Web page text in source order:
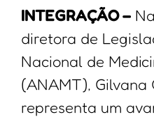
INTEGRAÇÃO –
diretora de
Nacional de
(ANAMT), Gilvana
representa um